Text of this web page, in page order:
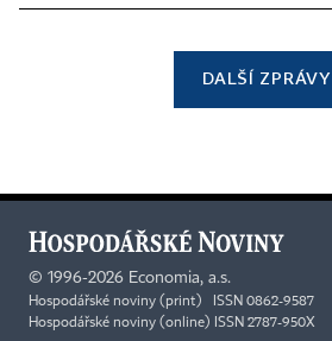
DALŠÍ ZPRÁVY
© 1996-2026 Economia, a.s.
Hospodářské noviny (print) ISSN 0862-9587
Hospodářské noviny (online) ISSN 2787-950X